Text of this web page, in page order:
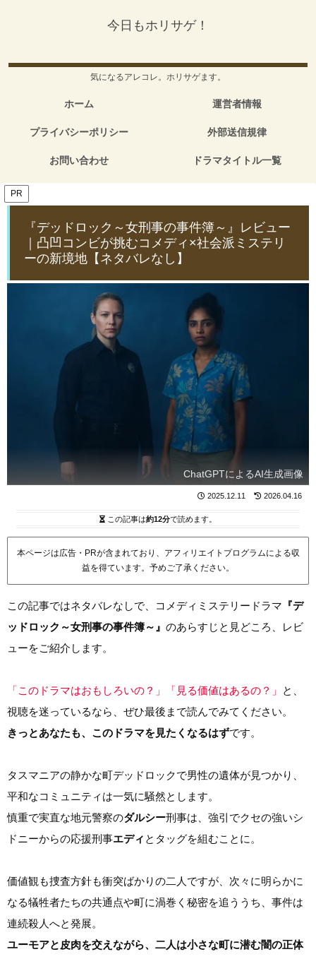
今日もホリサゲ！
気になるアレコレ。ホリサゲます。
ホーム 運営者情報
プライバシーポリシー 外部送信規律
お問い合わせ ドラマタイトル一覧
PR
『デッドロック～女刑事の事件簿～』レビュー
｜凸凹コンビが挑むコメディ×社会派ミステリ
ーの新境地【ネタバレなし】
ChatGPTによるAI生成画像
2025.12.11 2026.04.16
この記事は約12分で読めます。
本ページは広告・PRが含まれており、アフィリエイトプログラムによる収
益を得ています。予めご了承ください。
この記事ではネタバレなしで、コメディミステリードラマ 『デ
ッドロック～女刑事の事件簿～』 のあらすじと見どころ、レビ
ューをご紹介します。
「このドラマはおもしろいの？」「見る価値はあるの？」
と、
視聴を迷っているなら、ぜひ最後まで読んでみてください。
きっとあなたも、このドラマを見たくなるはずです。
タスマニアの静かな町デッドロックで男性の遺体が見つかり、
平和なコミュニティは一気に騒然とします。
慎重で実直な地元警察のダルシー刑事は、強引でクセの強いシ
ドニーからの応援刑事エディ とタッグを組むことに。
価値観も捜査方針も衝突ばかりの二人ですが、次々に明らかに
なる犠牲者たちの共通点や町に渦巻く秘密を追ううち、事件は
連続殺人へと発展。
ユーモアと皮肉を交えながら、二人は小さな町に潜む闇の正体